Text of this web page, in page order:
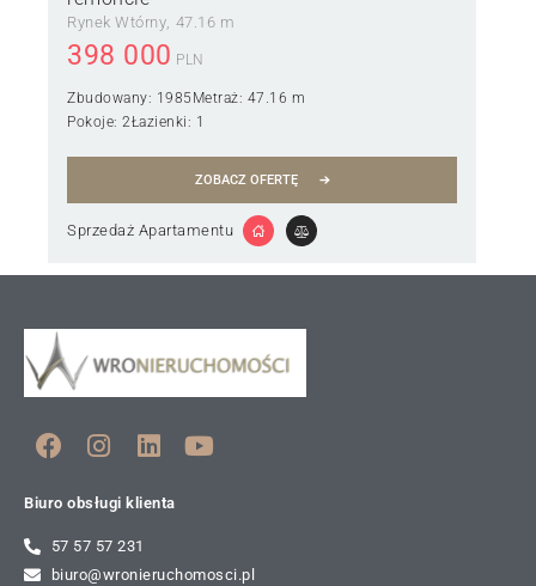
Rynek Wtórny 47.16 m
398 000 PLN
Zbudowany: 1985 Metraż: 47.16 m
Pokoje: 2Łazienki: 1
ZOBACZ OFERTĘ
Sprzedaż Apartamentu
Biuro obsługi klienta
57 57 57 231
biuro@wronieruchomosci.pl